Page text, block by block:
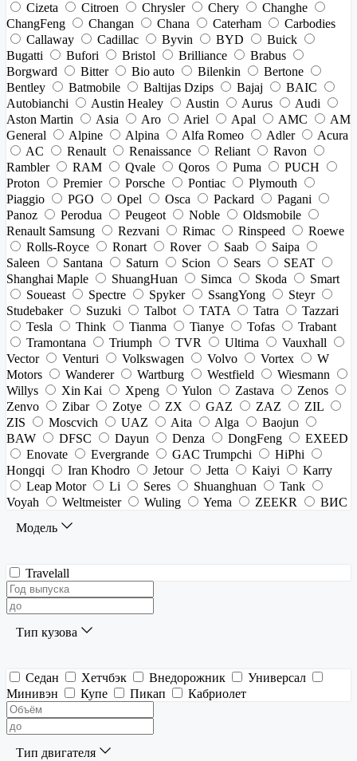
Cizeta
Citroen Chrysler Chery
Changhe
ChangFeng
Changan Chana Caterham
Carbodies
Callaway
Cadillac Byvin BYD
Buick
Bugatti
Bufori Bristol Brilliance
Brabus
Borgward
Bitter Bio auto Bilenkin
Bertone
Bentley
Batmobile Baltijas Dzips Bajaj
BAIC
Autobianchi
Austin Healey Austin Aurus
Audi
Aston Martin
Asia Aro Ariel Apal AMC
AM
General
Alpine Alpina Alfa Romeo Adler
Acura
AC
Renault Renaissance Reliant
Ravon
Rambler
RAM Qvale Qoros Puma
PUCH
Proton
Premier Porsche Pontiac
Plymouth
Piaggio
PGO Opel Osca Packard
Pagani
Panoz
Perodua Peugeot Noble
Oldsmobile
Renault Samsung
Rezvani Rimac Rinspeed
Roewe
Rolls-Royce
Ronart Rover Saab
Saipa
Saleen
Santana Saturn Scion Sears
SEAT
Shanghai Maple
ShuangHuan Simca Skoda
Smart
Soueast
Spectre Spyker SsangYong
Steyr
Studebaker
Suzuki Talbot TATA Tatra
Tazzari
Tesla
Think Tianma Tianye Tofas
Trabant
Tramontana
Triumph TVR Ultima
Vauxhall
Vector
Venturi Volkswagen Volvo Vortex
W
Motors
Wanderer Wartburg Westfield
Wiesmann
Willys
Xin Kai Xpeng Yulon Zastava
Zenos
Zenvo
Zibar Zotye ZX GAZ ZAZ
ZIL
ZIS
Moscvich UAZ Aita Alga
Baojun
BAW
DFSC Dayun Denza DongFeng
EXEED
Enovate
Evergrande GAC Trumpchi
HiPhi
Hongqi
Iran Khodro Jetour Jetta Kaiyi
Karry
Leap Motor
Li Seres Shuanghuan
Tank
Voyah
Weltmeister Wuling Yema ZEEKR
ВИС
Модель
Travelall
Тип кузова
Седан Хетчбэк Внедорожник
Универсал
Минивэн
Купе Пикап Кабриолет
Тип двигателя